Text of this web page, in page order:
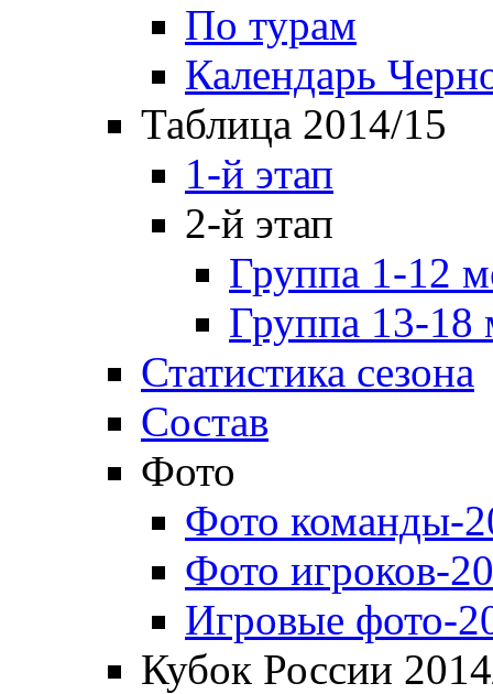
По турам
Календарь
Таблица 2014/15
1-й этап
2-й этап
Группа 1-12
Группа 13-18
Статистика сезона
Состав
Фото
Фото команды-
Фото игроков-
Игровые фото-
Кубок России